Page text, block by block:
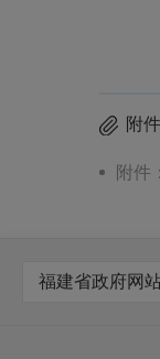
附
附件
福建省政府网